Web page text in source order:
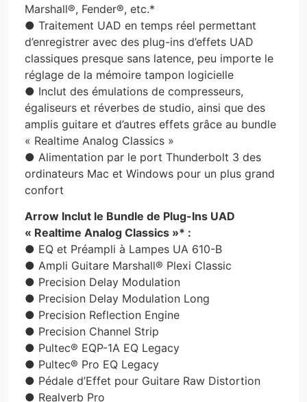
Marshall®, Fender®, etc.*
● Traitement UAD en temps réel permettant
d’enregistrer avec des plug-ins d’effets UAD
classiques presque sans latence, peu importe le
réglage de la mémoire tampon logicielle
● Inclut des émulations de compresseurs,
égaliseurs et réverbes de studio, ainsi que des
amplis guitare et d’autres effets grâce au bundle
« Realtime Analog Classics »
● Alimentation par le port Thunderbolt 3 des
ordinateurs Mac et Windows pour un plus grand
confort
Arrow Inclut le Bundle de Plug-Ins UAD
« Realtime Analog Classics »* :
● EQ et Préampli à Lampes UA 610-B
● Ampli Guitare Marshall® Plexi Classic
● Precision Delay Modulation
● Precision Delay Modulation Long
● Precision Reflection Engine
● Precision Channel Strip
● Pultec® EQP-1A EQ Legacy
● Pultec® Pro EQ Legacy
● Pédale d’Effet pour Guitare Raw Distortion
● Realverb Pro